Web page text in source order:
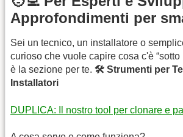
Approfondimenti per
Sei un tecnico, un installatore o
curioso che vuole capire cosa c'è “sotto
è la sezione per te. 🛠️ Strumenti per
Installatori
DUPLICA: Il nostro tool per clonare e